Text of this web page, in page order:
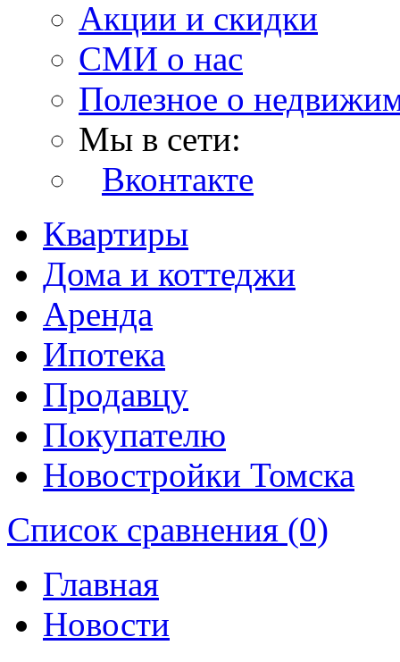
Акции и скидки
СМИ о нас
Полезное о
Мы в сети:
Вконтакте
Квартиры
Дома и коттеджи
Аренда
Ипотека
Продавцу
Покупателю
Новостройки Томска
Список сравнения (0)
Главная
Новости